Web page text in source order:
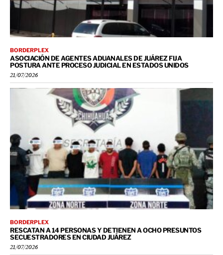
BORDERPLEX
ASOCIACIÓN DE AGENTES ADUANALES DE JUÁREZ FIJA
POSTURA ANTE PROCESO JUDICIAL EN ESTADOS UNIDOS
21/07/2026
BORDERPLEX
RESCATAN A 14 PERSONAS Y DETIENEN A OCHO PRESUNTOS
SECUESTRADORES EN CIUDAD JUÁREZ
21/07/2026